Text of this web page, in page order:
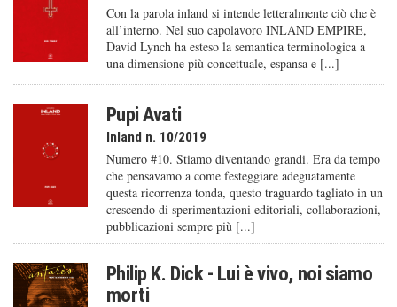
Con la parola inland si intende letteralmente ciò che è
all’interno. Nel suo capolavoro INLAND EMPIRE,
David Lynch ha esteso la semantica terminologica a
una dimensione più concettuale, espansa e [...]
Pupi Avati
Inland n. 10/2019
Numero #10. Stiamo diventando grandi. Era da tempo
che pensavamo a come festeggiare adeguatamente
questa ricorrenza tonda, questo traguardo tagliato in un
crescendo di sperimentazioni editoriali, collaborazioni,
pubblicazioni sempre più [...]
Philip K. Dick - Lui è vivo, noi siamo
morti